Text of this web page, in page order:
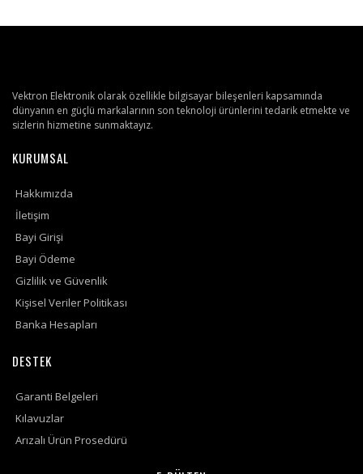
Vektron Elektronik olarak özellikle bilgisayar bileşenleri kapsamında
dünyanın en güçlü markalarının son teknoloji ürünlerini tedarik etmekte ve
sizlerin hizmetine sunmaktayız.
KURUMSAL
Hakkımızda
İletişim
Bayi Girişi
Bayi Ödeme
Gizlilik ve Güvenlik
Kişisel Veriler Politikası
Banka Hesapları
DESTEK
Garanti Belgeleri
Kılavuzlar
Arızalı Ürün Prosedürü